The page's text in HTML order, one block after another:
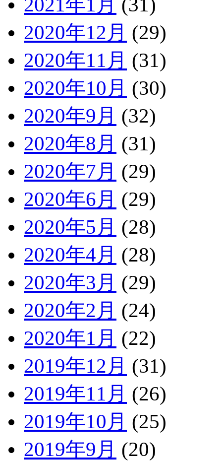
2020年12月 (29)
2020年11月 (31)
2020年10月 (30)
2020年9月 (32)
2020年8月 (31)
2020年7月 (29)
2020年6月 (29)
2020年5月 (28)
2020年4月 (28)
2020年3月 (29)
2020年2月 (24)
2020年1月 (22)
2019年12月 (31)
2019年11月 (26)
2019年10月 (25)
2019年9月 (20)